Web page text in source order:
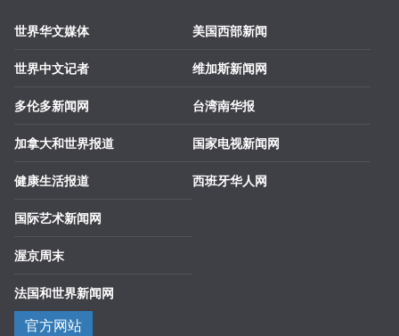
世界华文媒体
世界中文记者
多伦多新闻网
加拿大和世界报道
健康生活报道
国际艺术新闻网
渥京周末
法国和世界新闻网
美国西部新闻
维加斯新闻网
台湾南华报
国家电视新闻网
西班牙华人网
官方网站